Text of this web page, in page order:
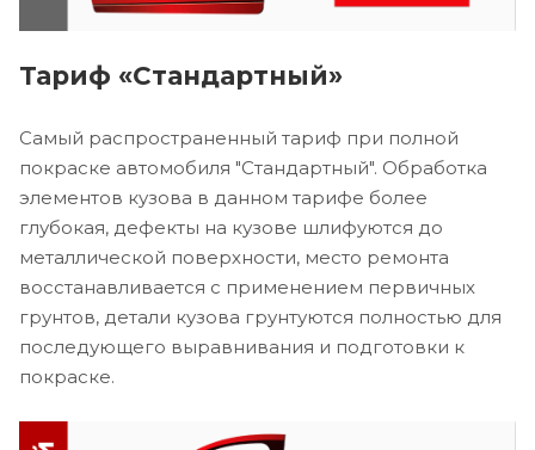
Тариф «Стандартный»
Самый распространенный тариф при полной
покраске автомобиля "Стандартный". Обработка
элементов кузова в данном тарифе более
глубокая, дефекты на кузове шлифуются до
металлической поверхности, место ремонта
восстанавливается с применением первичных
грунтов, детали кузова грунтуются полностью для
последующего выравнивания и подготовки к
покраске.